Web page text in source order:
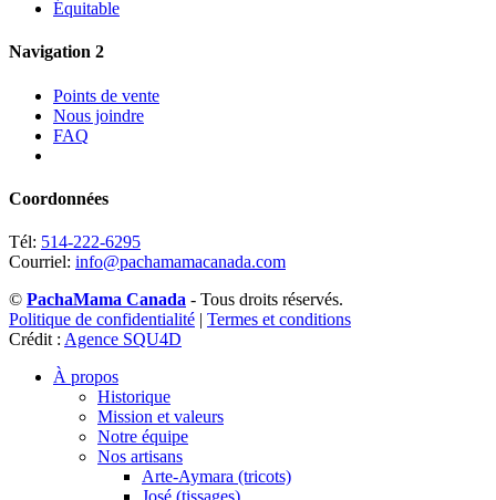
Équitable
Navigation 2
Points de vente
Nous joindre
FAQ
Coordonnées
Tél: 514-222-6295
Courriel: info@pachamamacanada.com
© PachaMama Canada - Tous droits réservés.
Politique de confidentialité | Termes et conditions
Crédit : Agence SQU4D
À propos
Historique
Mission et valeurs
Notre équipe
Nos artisans
Arte-Aymara (tricots)